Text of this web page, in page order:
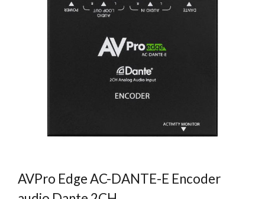
AVPro Edge AC-DANTE-E Encoder